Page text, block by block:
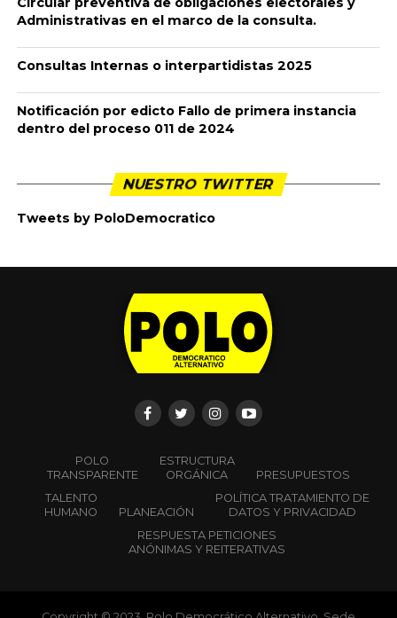
Administrativas en el marco de la consulta.
Consultas Internas o interpartidistas 2025
Notificación por edicto Fallo de primera instancia
dentro del proceso 011 de 2024
NUESTRO TWITTER
Tweets by PoloDemocratico
POLO
TRANSPARENTE
ESTRUCTURA
ORGÁNICA
PRESUPUESTOS
TALENTO
HUMANO
PLANEACIÓN
POLÍTICA TRATAMIENTO DE
DATOS Y PRIVACIDAD
RESPUESTA PETICIONES
ANÓNIMAS Y REITERATIVAS